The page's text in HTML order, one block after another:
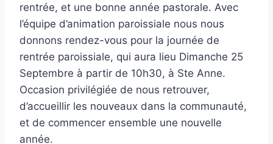
rentrée, et une bonne année pastorale. Avec
l’équipe d’animation paroissiale nous nous
donnons rendez-vous pour la journée de
rentrée paroissiale, qui aura lieu Dimanche 25
Septembre à partir de 10h30, à Ste Anne.
Occasion privilégiée de nous retrouver,
d’accueillir les nouveaux dans la communauté,
et de commencer ensemble une nouvelle
année.